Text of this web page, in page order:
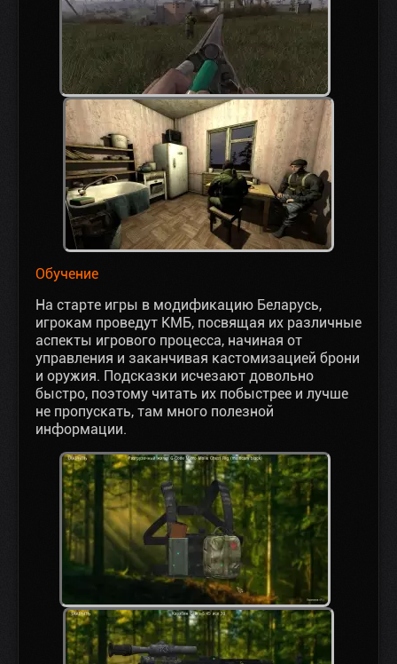
Обучение
На старте игры в модификацию Беларусь,
игрокам проведут КМБ, посвящая их различные
аспекты игрового процесса, начиная от
управления и заканчивая кастомизацией брони
и оружия. Подсказки исчезают довольно
быстро, поэтому читать их побыстрее и лучше
не пропускать, там много полезной
информации.